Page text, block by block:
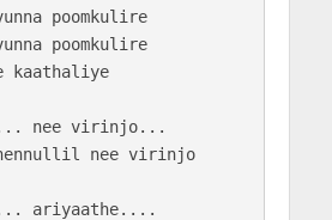
poomkulire
poomkulire
kaathaliye
nee virinjo...
nee virinjo
ariyaathe....